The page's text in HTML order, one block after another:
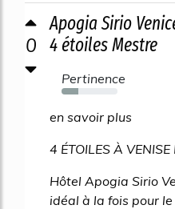
0
Apogia Sirio
4 étoiles Mestre
Pertinence
30%
en savoir plus
4 ÉTOILES À VENISE
Hôtel Apogia Sirio
idéal à la fois pour